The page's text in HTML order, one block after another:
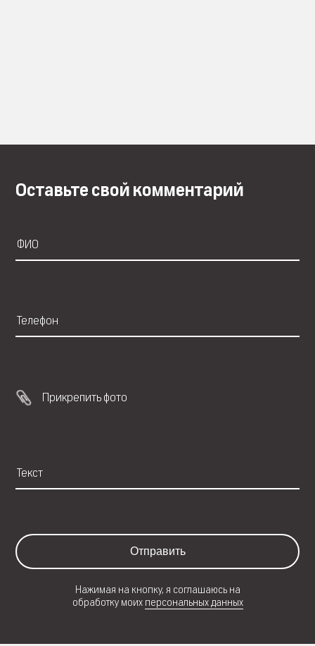
Оставьте свой комментарий
Прикрепить фото
Отправить
Нажимая на кнопку, я соглашаюсь на
обработку моих персональных данных